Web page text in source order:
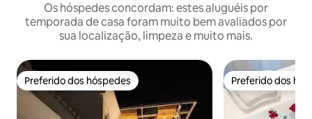
Os hóspedes concordam: estes aluguéis por
temporada de casa foram muito bem avaliados por
sua localização, limpeza e muito mais.
Preferido dos hóspedes
Preferido dos hóspedes Preferido dos
Preferido dos